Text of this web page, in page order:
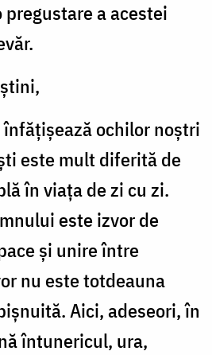
a acestei
ochilor noştri
este mult diferită de
în viaţa de zi cu zi.
este izvor de
şi unire între
nu este totdeauna
Aici, adeseori, în
întunericul, ura,